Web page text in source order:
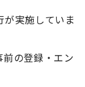
実施していま
の登録・エン